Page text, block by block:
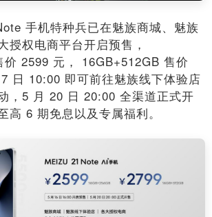
手机特种兵已在魅族商城、魅族
授权电商平台开启预售，
价 2599 元， 16GB+512GB 售价
日 10:00 即可前往魅族线下体验店
，5 月 20 日 20:00 全渠道正式开
高 6 期免息以及专属福利。